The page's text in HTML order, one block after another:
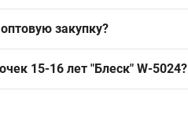
базовый спрос сезона.
закупку?
15-16 лет "Блеск" W-5024?